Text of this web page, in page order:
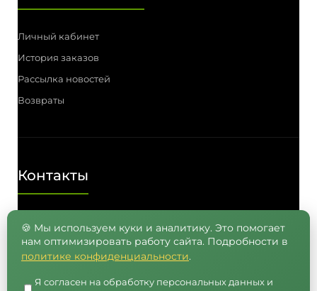
Личный кабинет
История заказов
Рассылка новостей
Возвраты
Контакты
8 (962) 050-05-65, 8 (965) 875-75-55
E-mail: info@semenavomske.ru
🍪 Мы используем куки и аналитику. Это помогает
нам оптимизировать работу сайта. Подробности в
политике конфиденциальности.
Я согласен на обработку персональных данных и